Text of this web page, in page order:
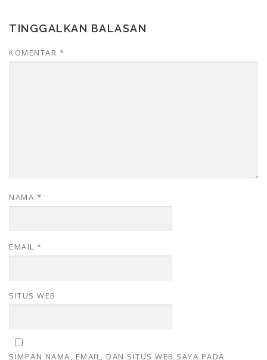
TINGGALKAN BALASAN
KOMENTAR *
NAMA *
EMAIL *
SITUS WEB
SIMPAN NAMA, EMAIL, DAN SITUS WEB SAYA PADA